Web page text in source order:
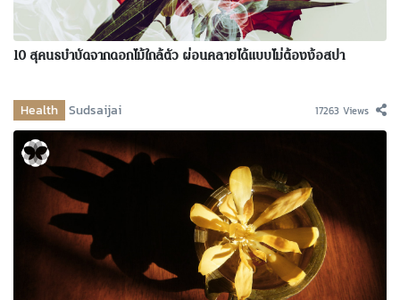
10 สุคนธบำบัดจากดอกไม้ใกล้ตัว ผ่อนคลายได้แบบไม่ต้องง้อสปา
Health Sudsaijai 17263 Views